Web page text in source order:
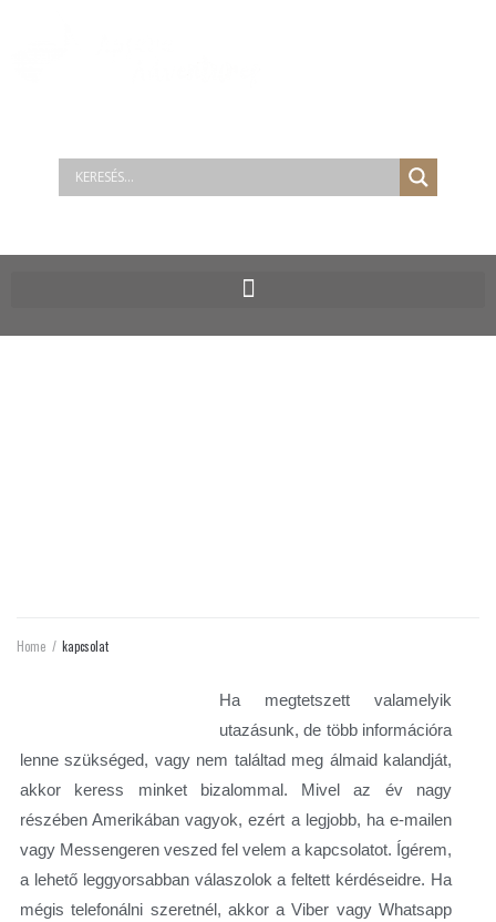
Home / kapcsolat
Ha megtetszett valamelyik
utazásunk, de több információra
lenne szükséged, vagy nem találtad meg álmaid kalandját,
akkor keress minket bizalommal. Mivel az év nagy
részében Amerikában vagyok, ezért a legjobb, ha e-mailen
vagy Messengeren veszed fel velem a kapcsolatot. Ígérem,
a lehető leggyorsabban válaszolok a feltett kérdéseidre. Ha
mégis telefonálni szeretnél, akkor a Viber vagy Whatsapp